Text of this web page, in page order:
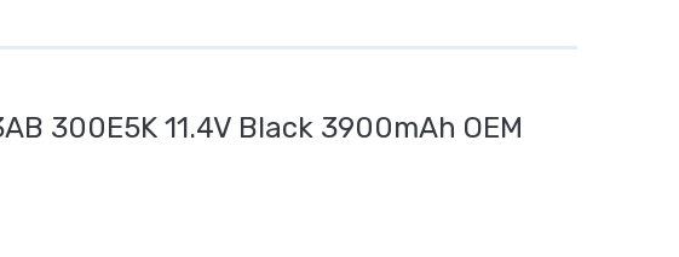
300E5K 11.4V Black 3900mAh OEM